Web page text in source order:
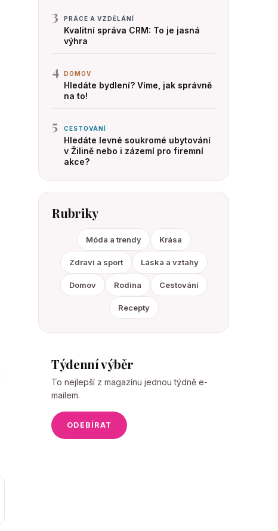
3 PRÁCE A VZDĚLÁNÍ
Kvalitní správa CRM: To je jasná
výhra
4 DOMOV
Hledáte bydlení? Víme, jak správně
na to!
5 CESTOVÁNÍ
Hledáte levné soukromé ubytování
v Žilině nebo i zázemí pro firemní
akce?
Rubriky
Móda a trendy Krása
Zdravi a sport Láska a vztahy
Domov Rodina Cestování
Recepty
Týdenní výběr
To nejlepší z magazínu jednou týdně e-
mailem.
ODEBÍRAT